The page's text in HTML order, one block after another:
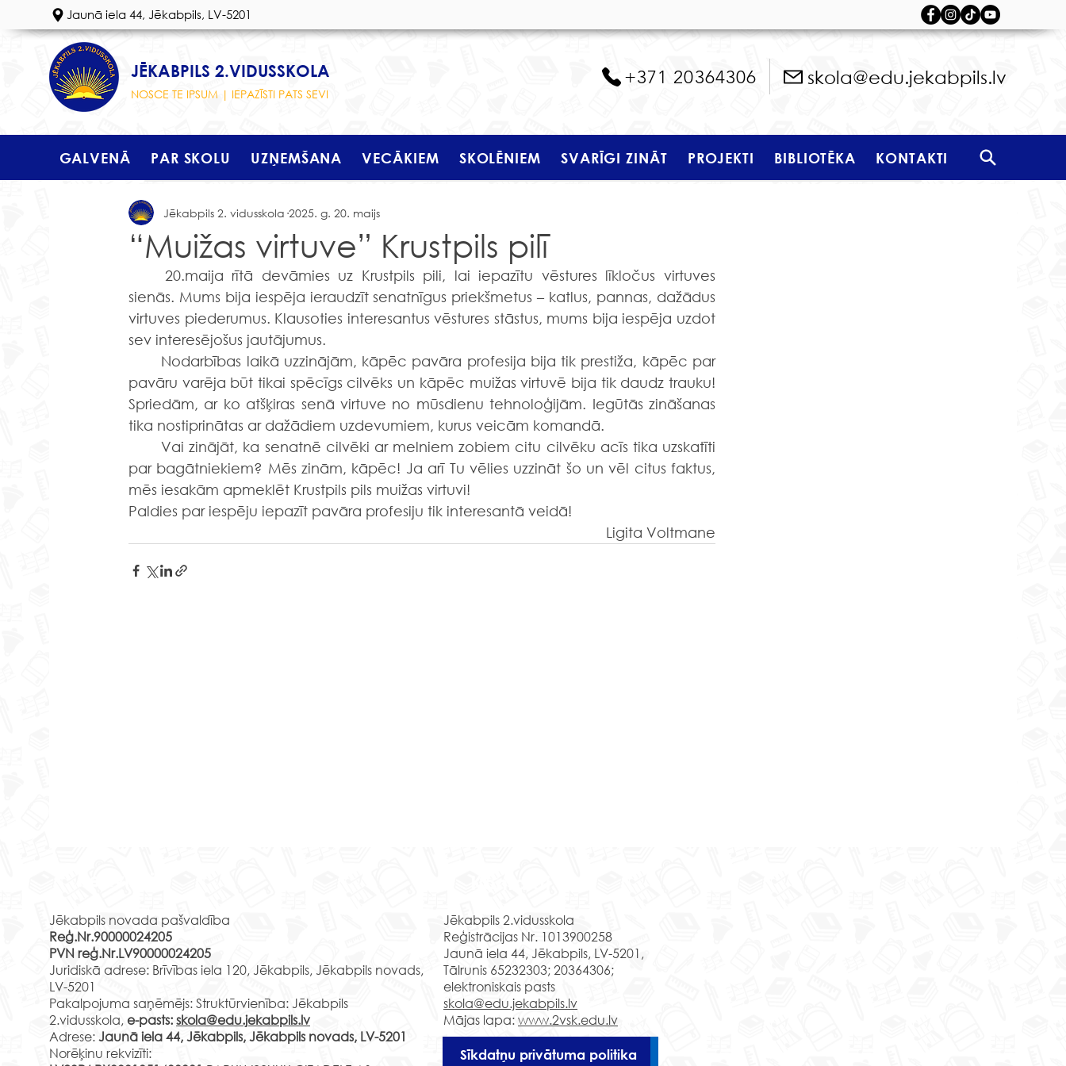
Jaunā iela 44, Jēkabpils, LV-5201
JĒKABPILS 2.VIDUSSKOLA
NOSCE TE IPSUM | IEPAZĪSTI PATS SEVI
+371 20364306 skola@edu.jekabpils.lv
GALVENĀ PAR SKOLU UZŅEMŠANA VECĀKIEM SKOLĒNIEM SVARĪGI ZINĀT PROJEKTI BIBLIOTĒKA KONTAKTI
“Muižas virtuve” Krustpils pilī
Jēkabpils 2. vidusskola 2025. g. 20. maijs
sienās. Mums bija iespēja ieraudzīt senatnīgus priekšmetus – katlus, pannas, dažādus
virtuves piederumus. Klausoties interesantus vēstures stāstus, mums bija iespēja uzdot
sev interesējošus jautājumus.
pavāru varēja būt tikai spēcīgs cilvēks un kāpēc muižas virtuvē bija tik daudz trauku!
Spriedām, ar ko atšķiras senā virtuve no mūsdienu tehnoloģijām. Iegūtās zināšanas
tika nostiprinātas ar dažādiem uzdevumiem, kurus veicām komandā.
	Vai zinājāt, ka senatnē cilvēki ar melniem zobiem citu cilvēku acīs tika uzskatīti
par bagātniekiem? Mēs zinām, kāpēc! Ja arī Tu vēlies uzzināt šo un vēl citus faktus,
mēs iesakām apmeklēt Krustpils pils muižas virtuvi!
Paldies par iespēju iepazīt pavāra profesiju tik interesantā veidā!
Ligita Voltmane
Skrošu rūpnīcu un filmas
“Ūdensbumba resnajam
runcim” noskatīšanās
Daugavpils Kultūras pilī
multimediju zālē
viens no ievērojamākajiem
tūrisma objektiem Daugavpilī,
Latvijā, Baltijā un arī visā
Ziemeļeiropā. Tā ir...
2.e klases skolēni grāfa
Borha valstībā
soma” piedāvājumu, 4.u klases
skolēni devās mācību ekskursijā
Jēkabpils novada pašvaldība
Reģ.Nr.90000024205
PVN reģ.Nr.LV90000024205
Juridiskā adrese: Brīvības iela 120, Jēkabpils, Jēkabpils novads,
LV-5201
Pakalpojuma saņēmējs: Struktūrvienība: Jēkabpils
2.vidusskola,e-pasts:skola@edu.jekabpils.lv
Adrese:Jaunā iela 44, Jēkabpils, Jēkabpils novads, LV-5201
Norēķinu rekvizīti:
Jēkabpils 2.vidusskola
Reģistrācijas Nr. 1013900258
Jaunā iela 44, Jēkabpils, LV-5201,
Tālrunis 65232303; 20364306;
elektroniskais pasts
skola@edu.jekabpils.lv
Mājas lapa:www.2vsk.edu.lv
Sīkdatņu privātuma politika